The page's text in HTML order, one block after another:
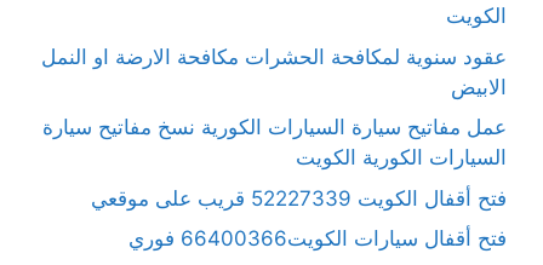
الكويت
عقود سنوية لمكافحة الحشرات مكافحة الارضة او النمل
الابيض
عمل مفاتيح سيارة السيارات الكورية نسخ مفاتيح سيارة
السيارات الكورية الكويت
فتح أقفال الكويت 52227339 قريب على موقعي
فتح أقفال سيارات الكويت66400366 فوري